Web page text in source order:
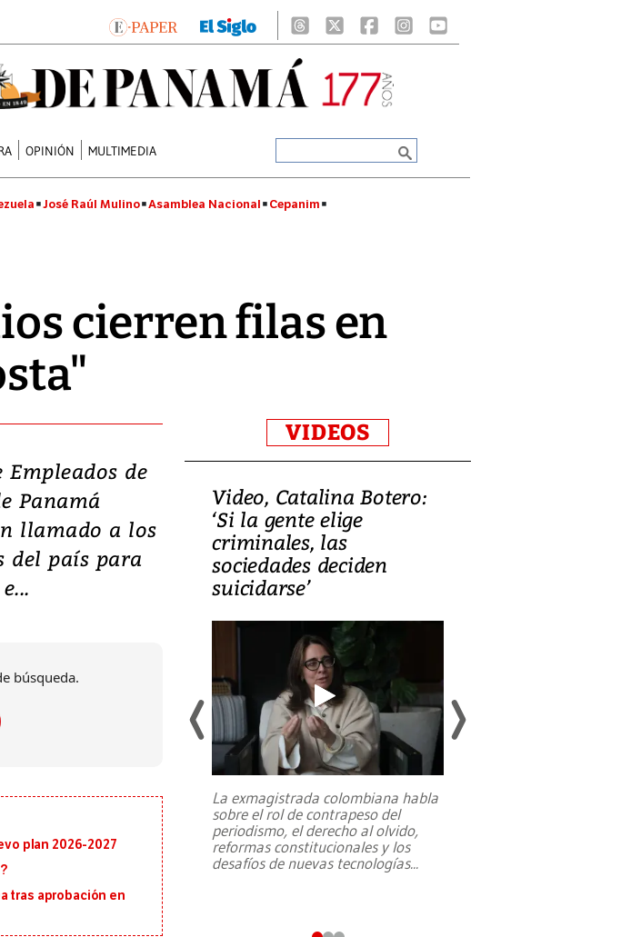
OPINIÓN MULTIMEDIA
José Raúl Mulino Asamblea Nacional Cepanim
cierren filas en
Empleados de
Panamá
llamado a los
del país para
búsqueda.
plan 2026-2027
tras aprobación en
VIDEOS
Terremoto
y graves
Kumamoto
provocando una
Video, Catalina Botero:
‘Si la gente elige
criminales, las
sociedades deciden
suicidarse’
La exmagistrada colombiana habla
sobre el rol de contrapeso del
periodismo, el derecho al olvido,
reformas constitucionales y los
desafíos de nuevas tecnologías...